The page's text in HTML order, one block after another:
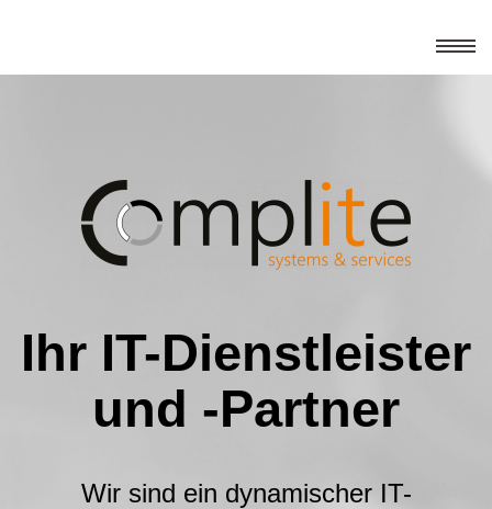
IT-Netzwerke
Service & Support
DATEV-Dienstleistungen
Hard- & Softwarevertrieb
Aktuelles
Impressum
Datenschutz
Ihr IT-Dienstleister
und -Partner
Wir sind ein dynamischer IT-